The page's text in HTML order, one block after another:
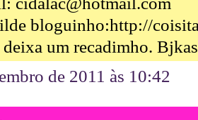
bloguinho:http://
deixa um recadimho.
de 2011 às 10:42